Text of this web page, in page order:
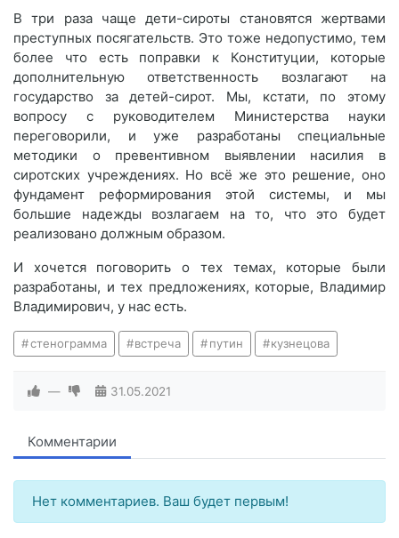
В три раза чаще дети-сироты становятся жертвами
преступных посягательств. Это тоже недопустимо, тем
более что есть поправки к Конституции, которые
дополнительную ответственность возлагают на
государство за детей-сирот. Мы, кстати, по этому
вопросу с руководителем Министерства науки
переговорили, и уже разработаны специальные
методики о превентивном выявлении насилия в
сиротских учреждениях. Но всё же это решение, оно
фундамент реформирования этой системы, и мы
большие надежды возлагаем на то, что это будет
реализовано должным образом.
И хочется поговорить о тех темах, которые были
разработаны, и тех предложениях, которые, Владимир
Владимирович, у нас есть.
стенограмма встреча путин кузнецова
— 31.05.2021
Комментарии
Нет комментариев. Ваш будет первым!